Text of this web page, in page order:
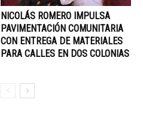
NICOLÁS ROMERO IMPULSA
PAVIMENTACIÓN COMUNITARIA
CON ENTREGA DE MATERIALES
PARA CALLES EN DOS COLONIAS